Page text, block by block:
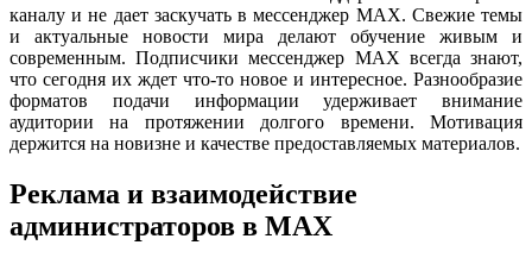
каналу и не дает заскучать в мессенджер MAX. Свежие темы
и актуальные новости мира делают обучение живым и
современным. Подписчики мессенджер MAX всегда знают,
что сегодня их ждет что-то новое и интересное. Разнообразие
форматов подачи информации удерживает внимание
аудитории на протяжении долгого времени. Мотивация
держится на новизне и качестве предоставляемых материалов.
Реклама и взаимодействие
администраторов в MAX